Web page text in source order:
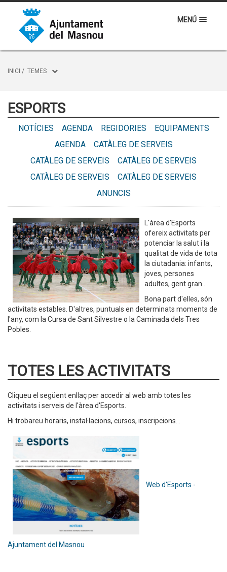
MENÚ
INICI / TEMES
ESPORTS
NOTÍCIES AGENDA REGIDORIES
EQUIPAMENTS
AGENDA
CATÀLEG DE SERVEIS
CATÀLEG DE SERVEIS
CATÀLEG DE SERVEIS
CATÀLEG DE SERVEIS
CATÀLEG DE SERVEIS
ANUNCIS
L'àrea d'Esports
ofereix activitats per
potenciar la salut i la
qualitat de vida de tota
la ciutadania: infants,
joves, persones
adultes, gent gran...
Bona part d'elles, són
activitats estables. D'altres, puntuals en determinats moments de
l'any, com la Cursa de Sant Silvestre o la Caminada dels Tres
Pobles.
TOTES LES ACTIVITATS
Cliqueu el següent enllaç per accedir al web amb totes les
activitats i serveis de l'àrea d'Esports.
Hi trobareu horaris, instal·lacions, cursos, inscripcions...
Web d'Esports -
Ajuntament del Masnou